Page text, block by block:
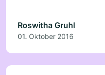
Roswitha Gruhl
01. Oktober 2016